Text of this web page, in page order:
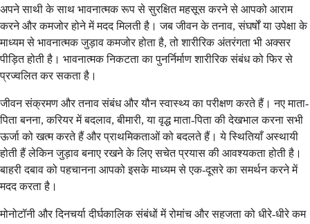
अपने साथी के साथ भावनात्मक रूप से सुरक्षित महसूस करने से आपको आराम
करने और कमजोर होने में मदद मिलती है। जब जीवन के तनाव, संघर्षों या उपेक्षा के
माध्यम से भावनात्मक जुड़ाव कमजोर होता है, तो शारीरिक अंतरंगता भी अक्सर
पीड़ित होती है। भावनात्मक निकटता का पुनर्निर्माण शारीरिक संबंध को फिर से
प्रज्वलित कर सकता है।
जीवन संक्रमण और तनाव संबंध और यौन स्वास्थ्य का परीक्षण करते हैं। नए माता-
पिता बनना, करियर में बदलाव, बीमारी, या वृद्ध माता-पिता की देखभाल करना सभी
ऊर्जा को खत्म करते हैं और प्राथमिकताओं को बदलते हैं। ये स्थितियाँ अस्थायी
होती हैं लेकिन जुड़ाव बनाए रखने के लिए सचेत प्रयास की आवश्यकता होती है।
बाहरी दबाव को पहचानना आपको इसके माध्यम से एक-दूसरे का समर्थन करने में
मदद करता है।
मोनोटॉनी और दिनचर्या दीर्घकालिक संबंधों में रोमांच और सहजता को धीरे-धीरे कम